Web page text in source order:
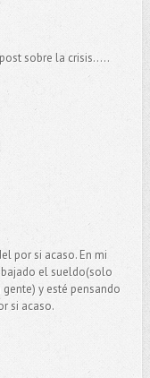
sobre la crisis.....
por si acaso. En mi
bajado el sueldo(solo
y esté pensando
si acaso.